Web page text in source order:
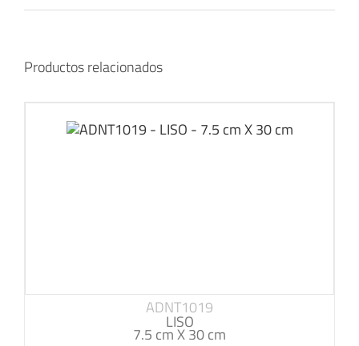
Productos relacionados
ADNT1019
LISO
7.5 cm X 30 cm